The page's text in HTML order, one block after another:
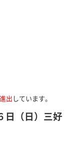
出 しています。
日（日）三好